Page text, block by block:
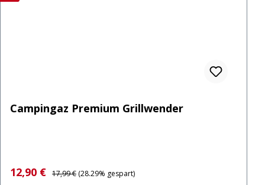
Campingaz Premium Grillwender
Verkaufspreis:
12,90 € Regulärer Preis:
17,99 € (28.29% gespart)